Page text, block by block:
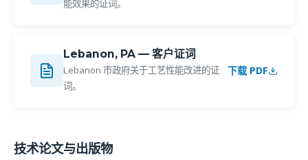
能效果的证词。
Lebanon, PA — 客户证词
Lebanon 市政府关于工艺性能改进的证
词。
下载 PDF
技术论文与出版物